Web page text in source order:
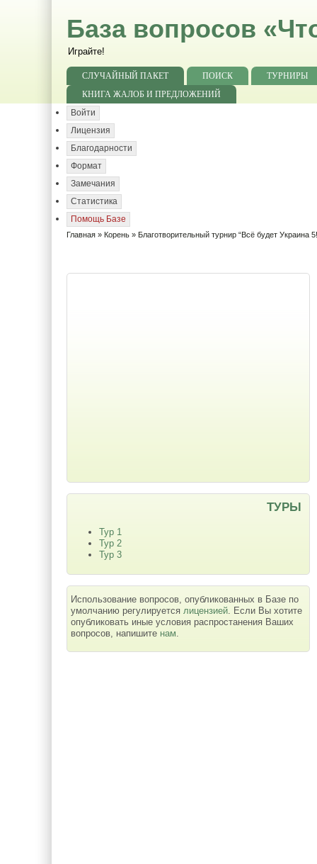
База вопросов
Играйте!
СЛУЧАЙНЫЙ ПАКЕТ ПОИСК
ТУРНИРЫ
КНИГА ЖАЛОБ И ПРЕДЛОЖЕНИЙ
Войти
Лицензия
Благодарности
Формат
Замечания
Статистика
Помощь Базе
Главная » Корень » Благотворительный турнир “Всё будет Украина
ТУРЫ
Тур 1
Тур 2
Тур 3
Использование вопросов, опубликованных в Базе по
умолчанию регулируется лицензией. Если Вы хотите
опубликовать иные условия распростанения Ваших
вопросов, напишите нам.